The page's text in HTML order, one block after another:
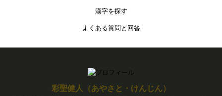
漢字を探す
よくある質問と回答
彩聖健人（あやさと・けんじん）